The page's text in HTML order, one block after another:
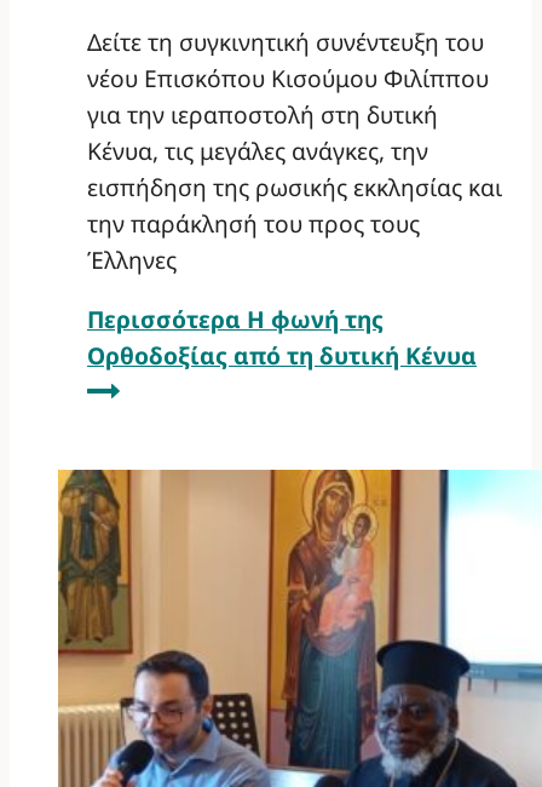
Δείτε τη συγκινητική συνέντευξη του
νέου Επισκόπου Κισούμου Φιλίππου
για την ιεραποστολή στη δυτική
Κένυα, τις μεγάλες ανάγκες, την
εισπήδηση της ρωσικής εκκλησίας και
την παράκλησή του προς τους
Έλληνες
Περισσότερα Η φωνή της
Ορθοδοξίας από τη δυτική Κένυα